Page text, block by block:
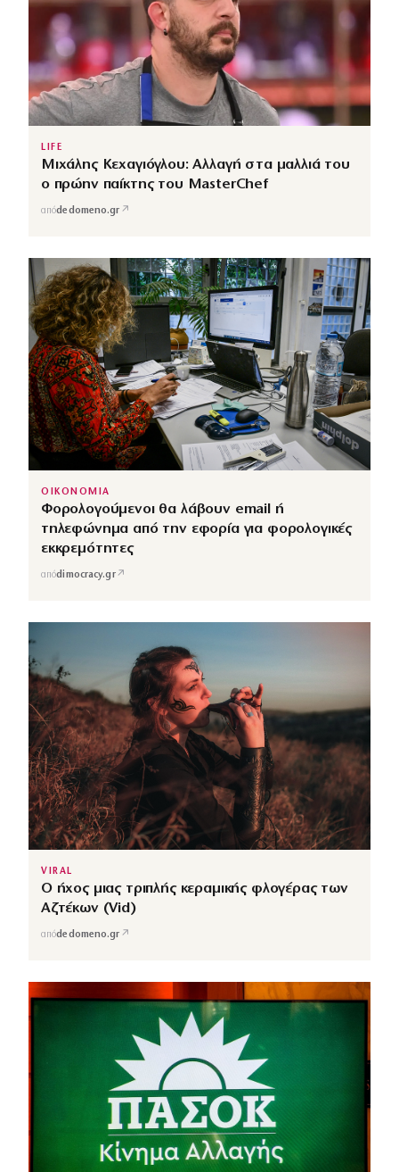
LIFE
Μιχάλης Κεχαγιόγλου: Αλλαγή στα μαλλιά του
ο πρώην παίκτης του MasterChef
απόdedomeno.gr ↗
ΟΙΚΟΝΟΜΙΑ
Φορολογούμενοι θα λάβουν email ή
τηλεφώνημα από την εφορία για φορολογικές
εκκρεμότητες
απόdimocracy.gr↗
VIRAL
Ο ήχος μιας τριπλής κεραμικής φλογέρας των
Αζτέκων (Vid)
απόdedomeno.gr ↗